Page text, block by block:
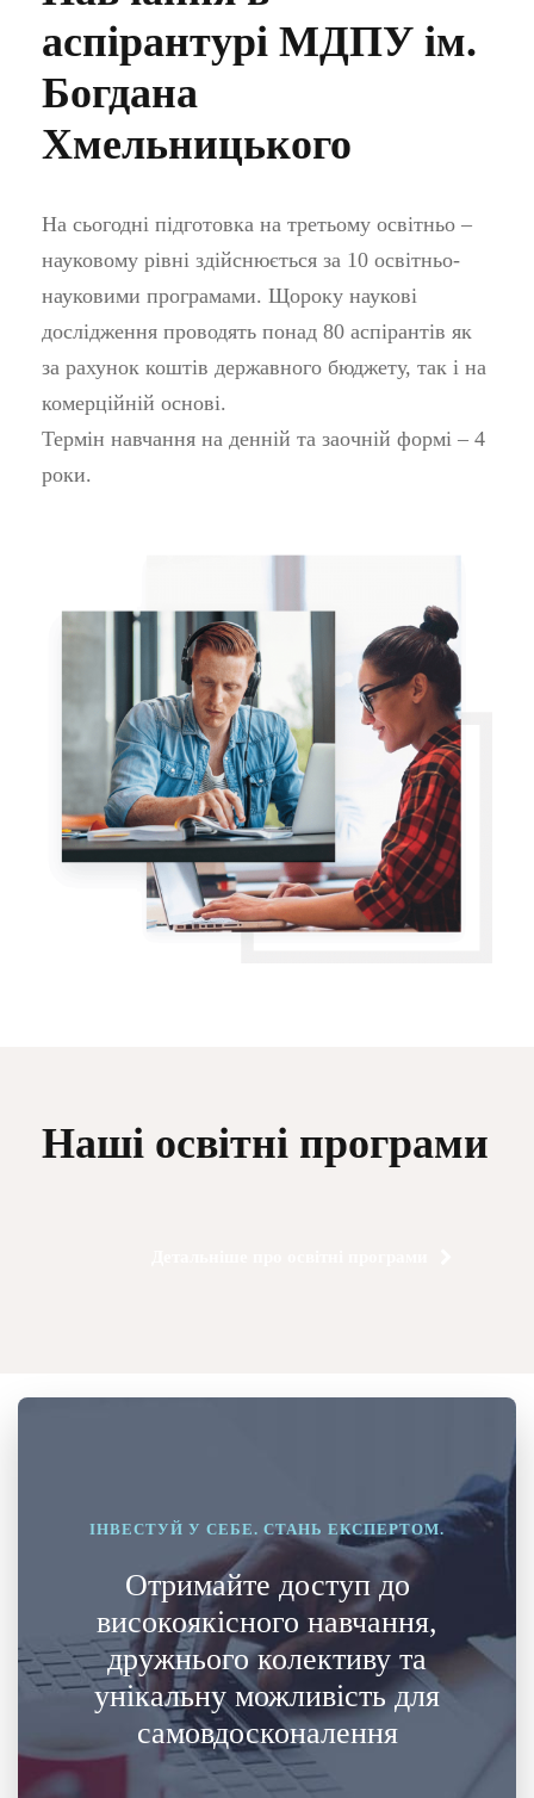
аспірантурі МДПУ ім.
Богдана
Хмельницького
На сьогодні підготовка на третьому освітньо –
науковому рівні здійснюється за 10 освітньо-
науковими програмами. Щороку наукові
дослідження проводять понад 80 аспірантів як
за рахунок коштів державного бюджету, так і на
комерційній основі.
Термін навчання на денній та заочній формі – 4
роки.
Наші освітні програми
ІНВЕСТУЙ У СЕБЕ. СТАНЬ ЕКСПЕРТОМ.
Отримайте доступ до
високоякісного навчання,
дружнього колективу та
унікальну можливість для
самовдосконалення